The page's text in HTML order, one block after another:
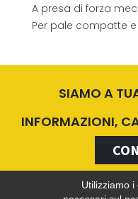
A presa di forza
Per pale compatte
SIAMO A
INFORMAZIONI,
Utilizziamo